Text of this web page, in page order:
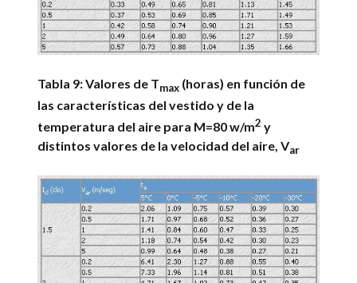
Tabla 9: Valores de Tmax (horas) en función de
las características del vestido y de la
temperatura del aire para M=80 w/m2 y
distintos valores de la velocidad del aire, Var